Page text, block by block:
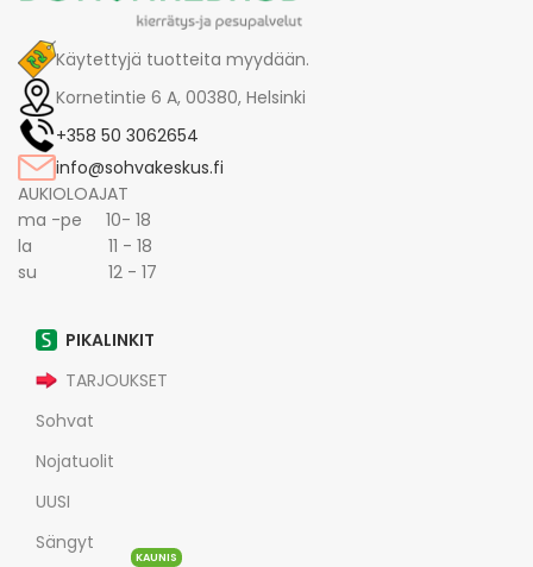
Käytettyjä tuotteita myydään.
Kornetintie 6 A, 00380, Helsinki
+358 50 3062654
info@sohvakeskus.fi
AUKIOLOAJAT
ma -pe 10- 18
la 11 - 18
su 12 - 17
PIKALINKIT
TARJOUKSET
Sohvat
Nojatuolit
UUSI
Sängyt
KAUNIS